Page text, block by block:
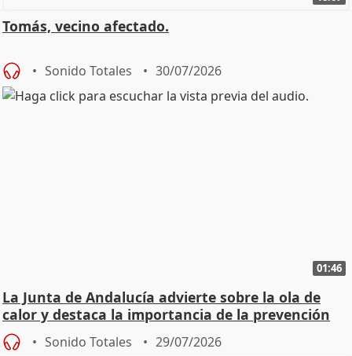
Tomás, vecino afectado.
Sonido Totales 30/07/2026
01:46
La Junta de Andalucía advierte sobre la ola de
calor y destaca la importancia de la prevención
Sonido Totales 29/07/2026